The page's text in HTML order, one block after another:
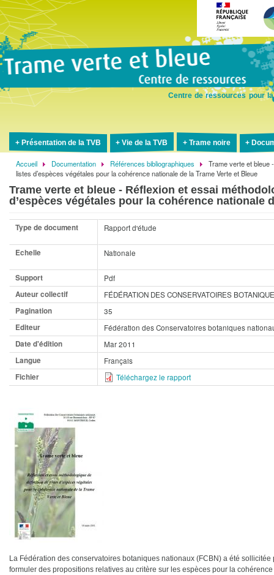
Centre de ressources pour
Présentation de la TVB Vie de la TVB Trame noire
Fil
d'Ariane
Accueil Documentation Références bibliographiques
Trame verte et bleue
listes d’espèces végétales pour la cohérence nationale de la Trame Verte et Bleue
Trame verte et bleue - Réflexion et essai
d’espèces végétales pour la cohérence nationale
Type de document Rapport d'étude
Echelle Nationale
Support
Pdf
Auteur collectif
FÉDÉRATION DES CONSERVATOIRES
Pagination
35
Editeur
Fédération des Conservatoires botaniques
Date d'édition
Mar 2011
Langue
Français
Fichier
Téléchargez le rapport
La Fédération des conservatoires botaniques nationaux (FCBN) a été
formuler des propositions relatives au critère sur les espèces pour la